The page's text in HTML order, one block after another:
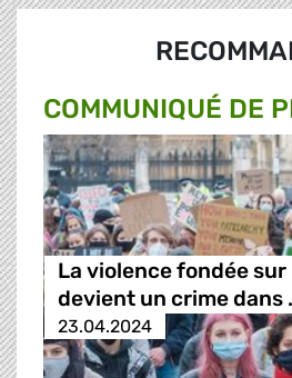
COMMUNIQUÉ DE
La violence fondée sur
devient un crime dans
23.04.2024